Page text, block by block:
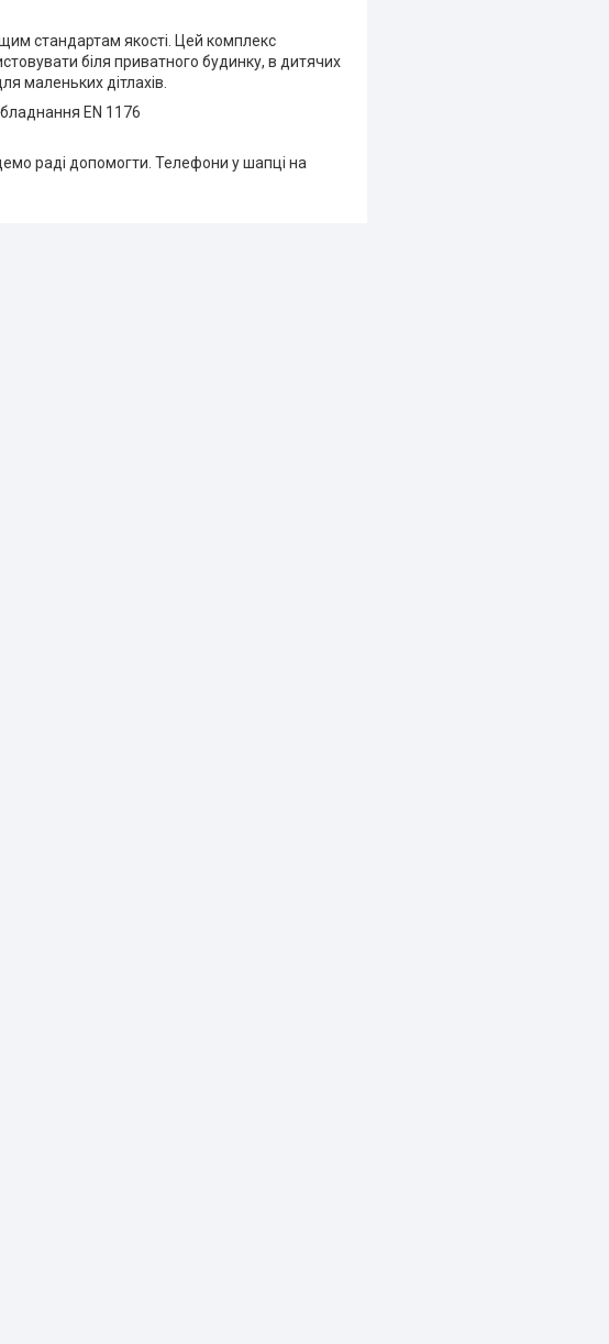
стандартам якості. Цей комплекс
біля приватного будинку, в дитячих
маленьких дітлахів.
EN 1176
раді допомогти. Телефони у шапці на